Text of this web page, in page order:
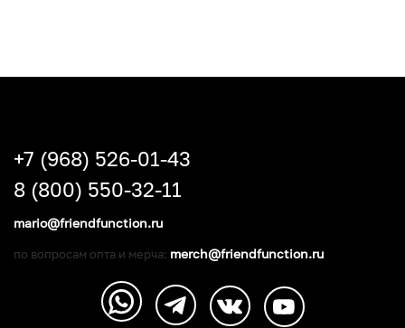
+7 (968) 526-01-43
8 (800) 550-32-11
mario@friendfunction.ru
по вопросам опта и мерча: merch@friendfunction.ru